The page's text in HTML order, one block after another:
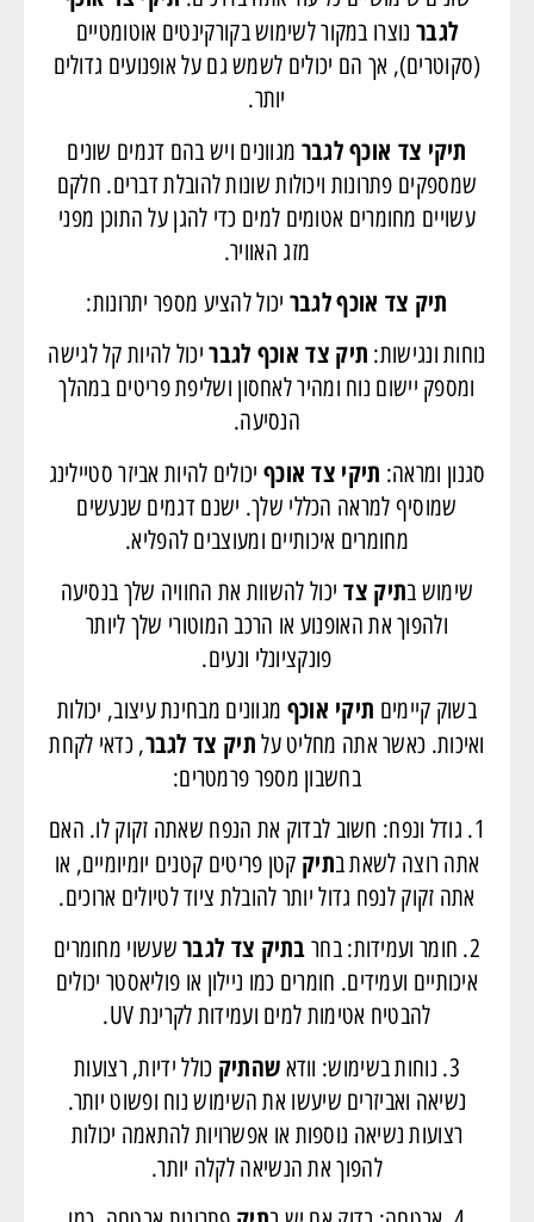
לגבר נוצרו במקור לשימוש בקורקינטים אוטומטיים
(סקוטרים), אך הם יכולים לשמש גם על אופנועים גדולים
יותר.
תיקי צד אוכף לגבר מגוונים ויש בהם דגמים שונים
שמספקים פתרונות ויכולות שונות להובלת דברים. חלקם
עשויים מחומרים אטומים למים כדי להגן על התוכן מפני
מזג האוויר.
תיק צד אוכףלגבר יכול להציע מספר יתרונות:
נוחות ונגישות: תיק צד אוכף לגבריכול להיות קל לגישה
ומספק יישום נוח ומהיר לאחסון ושליפת פריטים במהלך
הנסיעה.
סגנון ומראה: תיקי צד אוכף יכולים להיות אביזר סטיילינג
שמוסיף למראה הכללי שלך. ישנם דגמים שנעשים
מחומרים איכותיים ומעוצבים להפליא.
שימוש בתיק צדיכול להשוות את החוויה שלך בנסיעה
ולהפוך את האופנוע או הרכב המוטורי שלך ליותר
פונקציונלי ונעים.
בשוק קיימים תיקי אוכף מגוונים מבחינת עיצוב, יכולות
ואיכות. כאשר אתה מחליט על תיק צד לגבר, כדאי לקחת
בחשבון מספר פרמטרים:
1. גודל ונפח: חשוב לבדוק את הנפח שאתה זקוק לו. האם
אתה רוצה לשאת בתיק קטן פריטים קטנים יומיומיים, או
אתה זקוק לנפח גדול יותר להובלת ציוד לטיולים ארוכים.
2. חומר ועמידות: בחר
בתיק צד לגברשעשוי מחומרים
איכותיים ועמידים. חומרים כמו ניילון או פוליאסטר יכולים
להבטיח אטימות למים ועמידות לקרינת UV.
3. נוחות בשימוש: וודא
שהתיק כולל ידיות, רצועות
נשיאה ואביזרים שיעשו את השימוש נוח ופשוט יותר.
רצועות נשיאה נוספות או אפשרויות להתאמה יכולות
להפוך את הנשיאה לקלה יותר.